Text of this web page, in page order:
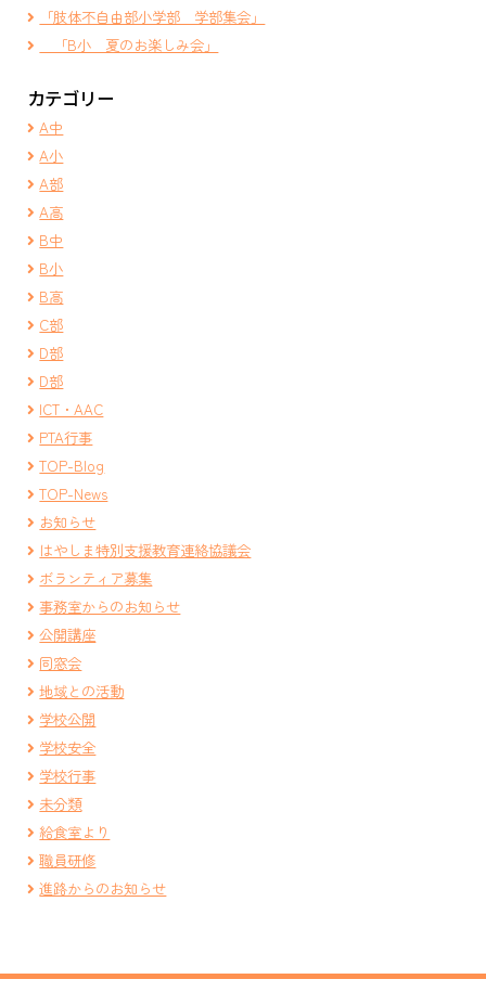
「肢体不自由部小学部 学部集会」
「B小 夏のお楽しみ会」
カテゴリー
A中
A小
A部
A高
B中
B小
B高
C部
D部
D部
ICT・AAC
PTA行事
TOP-Blog
TOP-News
お知らせ
はやしま特別支援教育連絡協議会
ボランティア募集
事務室からのお知らせ
公開講座
同窓会
地域との活動
学校公開
学校安全
学校行事
未分類
給食室より
職員研修
進路からのお知らせ